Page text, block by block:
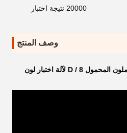
20000 نتيجة اختبار
وصف المنتج
نظام مقياس الطيف الضوئي الملون المحمول D / 8 لآلة اختبار لون